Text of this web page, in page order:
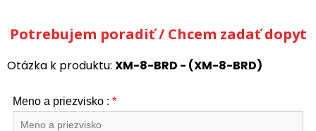
Potrebujem poradiť / Chcem zadať dopyt
Otázka k produktu: XM-8-BRD - (XM-8-BRD)